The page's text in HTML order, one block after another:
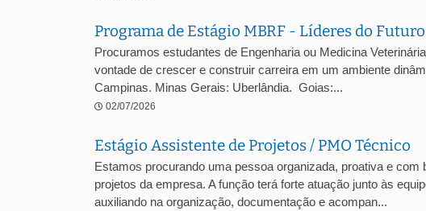
Programa de Estágio MBRF - Líderes do Futuro
Procuramos estudantes de Engenharia ou Medicina
vontade de crescer e construir carreira em um ambiente
Campinas. Minas Gerais: Uberlândia. Goias:...
02/07/2026
Estágio Assistente de Projetos / PMO Técnico
Estamos procurando uma pessoa organizada, proativa e
projetos da empresa. A função terá forte atuação junto às
auxiliando na organização, documentação e acompan...